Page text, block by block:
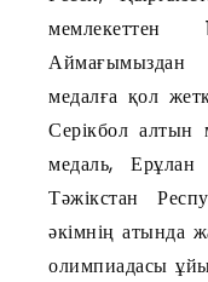
медалға қол
Серікбол алтын
медаль, Ерұлан
Тәжікстан
әкімнің атында
олимпиадасы